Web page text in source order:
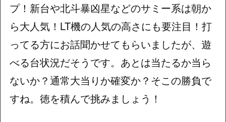
プ！新台や北斗暴凶星などのサミー系は朝か
ら大人気！LT機の人気の高さにも要注目！打
ってる方にお話聞かせてもらいましたが、遊
べる台状況だそうです。あとは当たるか当ら
ないか？通常大当りか確変か？そこの勝負で
すね。徳を積んで挑みましょう！